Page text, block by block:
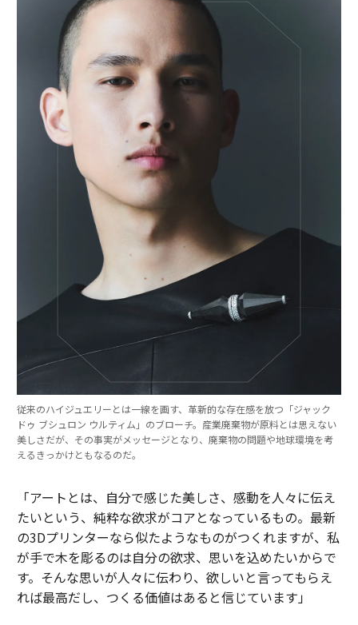
従来のハイジュエリーとは一線を画す、革新的な存在感を放つ「ジャック
ドゥ ブシュロン ウルティム」のブローチ。産業廃棄物が原料とは思えない
美しさだが、その事実がメッセージとなり、廃棄物の問題や地球環境を考
えるきっかけともなるのだ。
「アートとは、自分で感じた美しさ、感動を人々に伝え
たいという、純粋な欲求がコアとなっているもの。最新
の3Dプリンターなら似たようなものがつくれますが、私
が手で木を彫るのは自分の欲求、思いを込めたいからで
す。そんな思いが人々に伝わり、欲しいと言ってもらえ
れば最高だし、つくる価値はあると信じています」